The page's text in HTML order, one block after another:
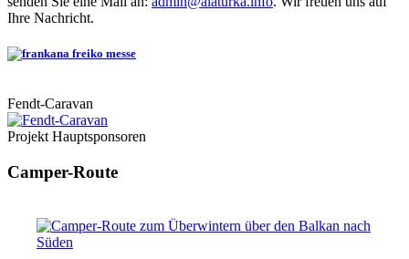
Ihre Nachricht.
Fendt-Caravan
Projekt Hauptsponsoren
Camper-Route